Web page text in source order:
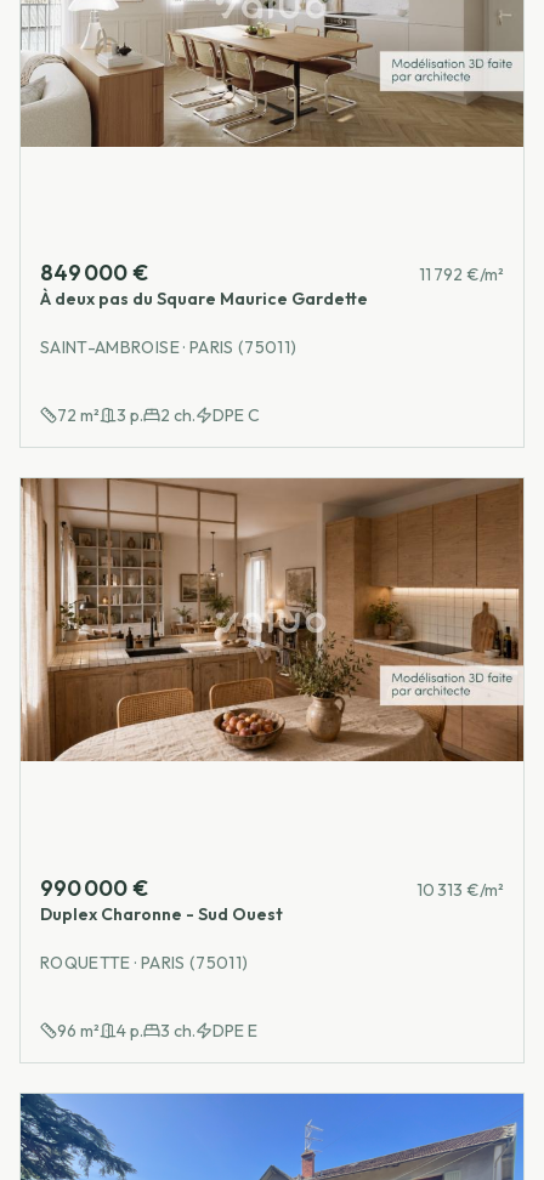
849 000 €
11 792 €/m²
À deux pas du Square Maurice Gardette
SAINT-AMBROISE · PARIS (75011)
72 m² 3 p. 2 ch. DPEC
990 000 €
10 313 €/m²
Duplex Charonne - Sud Ouest
ROQUETTE · PARIS (75011)
96 m² 4p. 3 ch. DPEE